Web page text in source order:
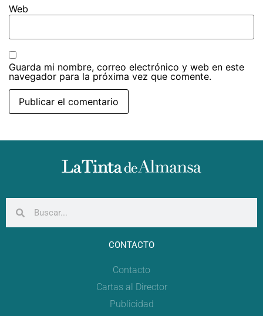
Web
Guarda mi nombre, correo electrónico y web en este
navegador para la próxima vez que comente.
CONTACTO
Contacto
Cartas al Director
Publicidad